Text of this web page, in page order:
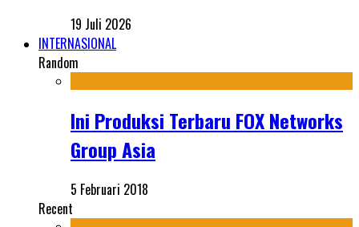
19 Juli 2026
INTERNASIONAL
Random
Ini Produksi Terbaru FOX Networks
Group Asia
5 Februari 2018
Recent